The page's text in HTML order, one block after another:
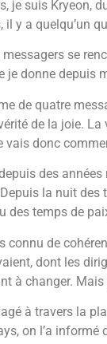
je suis Kryeon,
y a quelqu’un
messagers se
je donne depuis
de quatre
de la joie.
vais donc
des
la nuit des
des temps de
connu de
dont les
à changer. Mais
à travers la
on l’a informé